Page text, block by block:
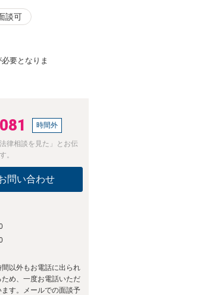
談可
要となりま
時間外
律相談を見た」とお伝
。
問い合わせ
間以外もお電話に出られ
ため、一度お電話いただ
ます。メールでの面談予